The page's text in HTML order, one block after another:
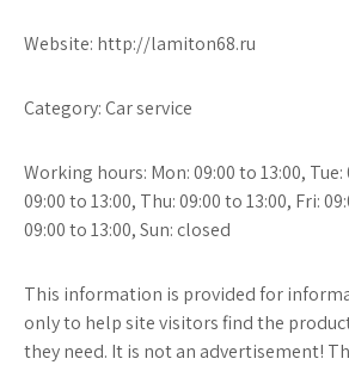
Website: http://lamiton68.ru
Category: Car service
Working hours: Mon: 09:00 to 13:00, Tue:
09:00 to 13:00, Thu: 09:00 to 13:00, Fri:
09:00 to 13:00, Sun: closed
This information is provided for
only to help site visitors find the
they need. It is not an advertisement!